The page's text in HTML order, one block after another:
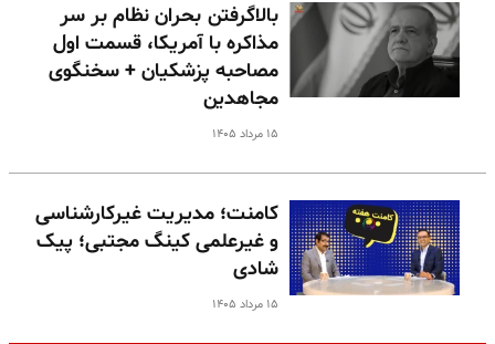
بالا‌گرفتن بحران نظام بر سر
مذاکره با آمریکا، قسمت اول
مصاحبه پزشکیان + سخنگوی
مجاهدین
۱۵ مرداد ۱۴۰۵
کامنت؛ مدیریت غیرکارشناسی
و غیرعلمی کینگ مجتبی؛ پیک
شادی
۱۵ مرداد ۱۴۰۵